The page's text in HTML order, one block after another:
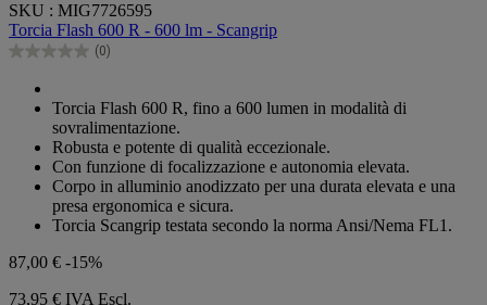
su
5
stelle.
SKU : MIG7726595
Torcia Flash 600 R - 600 lm - Scangrip
(0)
0.0
Torcia Flash 600 R, fino a 600 lumen in modalità di
sovralimentazione.
Robusta e potente di qualità eccezionale.
Con funzione di focalizzazione e autonomia elevata.
Corpo in alluminio anodizzato per una durata elevata e una
presa ergonomica e sicura.
Torcia Scangrip testata secondo la norma Ansi/Nema FL1.
87,00 € -15%
73,95 € IVA Escl.